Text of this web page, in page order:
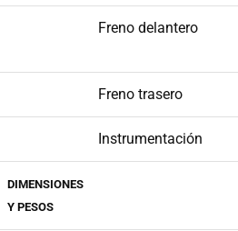
Freno delantero
Freno trasero
Instrumentación
DIMENSIONES
Y PESOS